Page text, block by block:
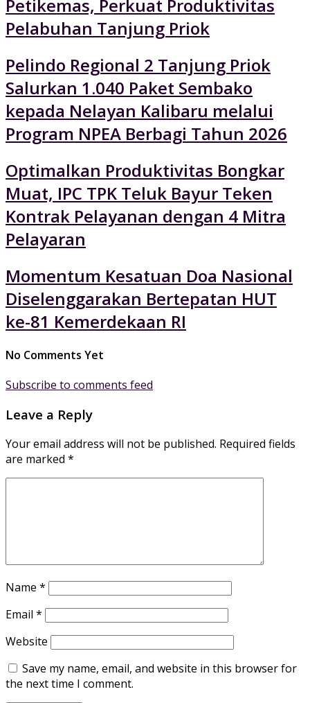
Petikemas, Perkuat Produktivitas
Pelabuhan Tanjung Priok
Pelindo Regional 2 Tanjung Priok
Salurkan 1.040 Paket Sembako
kepada Nelayan Kalibaru melalui
Program NPEA Berbagi Tahun 2026
Optimalkan Produktivitas Bongkar
Muat, IPC TPK Teluk Bayur Teken
Kontrak Pelayanan dengan 4 Mitra
Pelayaran
Momentum Kesatuan Doa Nasional
Diselenggarakan Bertepatan HUT
ke-81 Kemerdekaan RI
No Comments Yet
Subscribe to comments feed
Leave a Reply
Your email address will not be published. Required fields
are marked *
Name *
Email *
Website
Save my name, email, and website in this browser for
the next time I comment.